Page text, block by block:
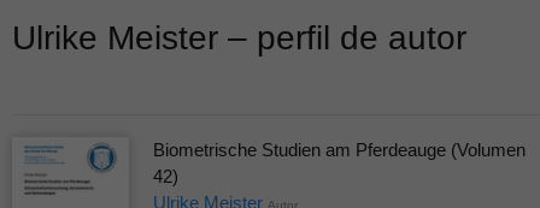
Ulrike Meister – perfil de autor
Biometrische Studien am Pferdeauge (Volumen
42)
Ulrike Meister Autor